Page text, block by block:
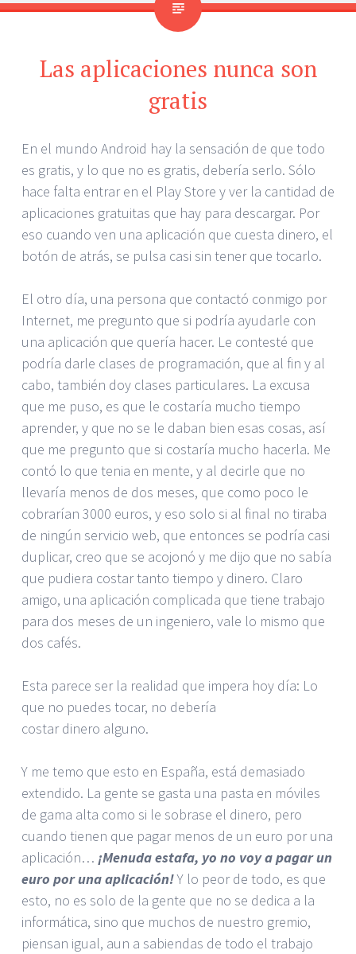
Las aplicaciones nunca son
gratis
En el mundo Android hay la sensación de que todo
es gratis, y lo que no es gratis, debería serlo. Sólo
hace falta entrar en el Play Store y ver la cantidad de
aplicaciones gratuitas que hay para descargar. Por
eso cuando ven una aplicación que cuesta dinero, el
botón de atrás, se pulsa casi sin tener que tocarlo.
El otro día, una persona que contactó conmigo por
Internet, me pregunto que si podría ayudarle con
una aplicación que quería hacer. Le contesté que
podría darle clases de programación, que al fin y al
cabo, también doy clases particulares. La excusa
que me puso, es que le costaría mucho tiempo
aprender, y que no se le daban bien esas cosas, así
que me pregunto que si costaría mucho hacerla. Me
contó lo que tenia en mente, y al decirle que no
llevaría menos de dos meses, que como poco le
cobrarían 3000 euros, y eso solo si al final no tiraba
de ningún servicio web, que entonces se podría casi
duplicar, creo que se acojonó y me dijo que no sabía
que pudiera costar tanto tiempo y dinero. Claro
amigo, una aplicación complicada que tiene trabajo
para dos meses de un ingeniero, vale lo mismo que
dos cafés.
Esta parece ser la realidad que impera hoy día: Lo
que no puedes tocar, no debería
costar dinero alguno.
Y me temo que esto en España, está demasiado
extendido. La gente se gasta una pasta en móviles
de gama alta como si le sobrase el dinero, pero
cuando tienen que pagar menos de un euro por una
aplicación… ¡Menuda estafa, yo no voy a pagar un
euro por una aplicación!Y lo peor de todo, es que
esto, no es solo de la gente que no se dedica a la
informática, sino que muchos de nuestro gremio,
piensan igual, aun a sabiendas de todo el trabajo